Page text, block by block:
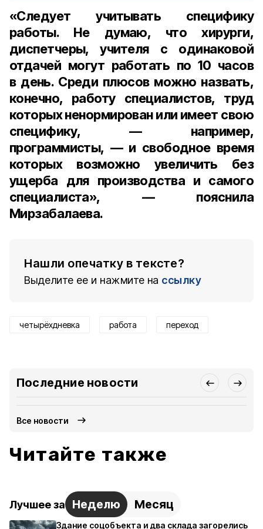
«Следует учитывать специфику
работы. Не думаю, что хирурги,
диспетчеры, учителя с одинаковой
отдачей могут работать по 10 часов
в день. Среди плюсов можно назвать,
конечно, работу специалистов, труд
которых ненормирован или имеет свою
специфику, — например,
программисты, — и свободное время
которых возможно увеличить без
ущерба для производства и самого
специалиста», — пояснила
Мирзабалаева.
Нашли опечатку в тексте?
Выделите ее и нажмите на ссылку
четырёхдневка работа переход
Последние новости
Все новости
Читайте также
Лучшее за Неделю Месяц
Здание соцобъекта и два склада загорелись